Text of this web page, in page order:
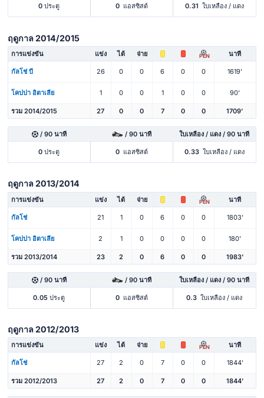
0 ประตู 0 แอสซิสต์ 0.31 ใบเหลือง / แดง
ฤดูกาล 2014/2015
การแข่งขัน แข่ง ได้ จ่าย PEN นาที
กัลโช่ บี 26 0 0 6 0 0 1619'
โคปปา อิตาเลีย 1 0 0 1 0 0 90'
รวม 2014/2015 27 0 0 7 0 0 1709'
/ 90 นาที / 90 นาที ใบเหลือง / แดง / 90 นาที
0 ประตู 0 แอสซิสต์ 0.33 ใบเหลือง / แดง
ฤดูกาล 2013/2014
การแข่งขัน แข่ง ได้ จ่าย PEN นาที
กัลโช่ 21 1 0 6 0 0 1803'
โคปปา อิตาเลีย 2 1 0 0 0 0 180'
รวม 2013/2014 23 2 0 6 0 0 1983'
/ 90 นาที / 90 นาที ใบเหลือง / แดง / 90 นาที
0.05 ประตู 0 แอสซิสต์ 0.3 ใบเหลือง / แดง
ฤดูกาล 2012/2013
การแข่งขัน แข่ง ได้ จ่าย PEN นาที
กัลโช่ 27 2 0 7 0 0 1844'
รวม 2012/2013 27 2 0 7 0 0 1844'